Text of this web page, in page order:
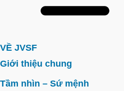
VỀ JVSF
Giới thiệu chung
Tầm nhìn – Sứ mệnh